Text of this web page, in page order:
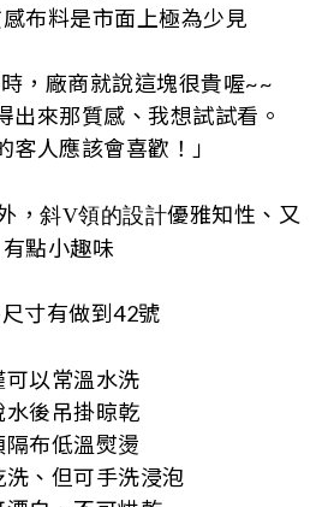
布料是市面上極為少見
， 廠商就說這塊很貴喔~~
出來那質感、我想試試看。
客人應該會喜歡！ 」
， 斜V領的設計優雅知性、 又
有點小趣味
寸有做到 42號
可以常溫水洗
水後吊掛晾乾
隔布低溫熨燙
洗、但可手洗浸泡